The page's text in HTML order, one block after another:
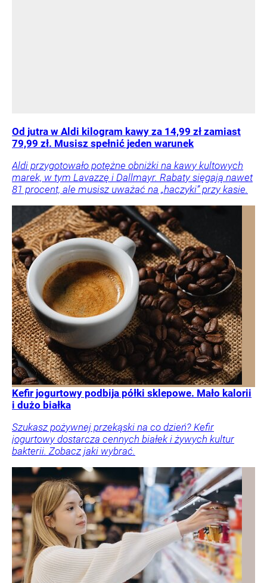
Od jutra w Aldi kilogram kawy za 14,99 zł zamiast
79,99 zł. Musisz spełnić jeden warunek
Aldi przygotowało potężne obniżki na kawy kultowych
marek, w tym Lavazzę i Dallmayr. Rabaty sięgają nawet
81 procent, ale musisz uważać na „haczyki” przy kasie.
Kefir jogurtowy podbija półki sklepowe. Mało kalorii
i dużo białka
Szukasz pożywnej przekąski na co dzień? Kefir
jogurtowy dostarcza cennych białek i żywych kultur
bakterii. Zobacz jaki wybrać.